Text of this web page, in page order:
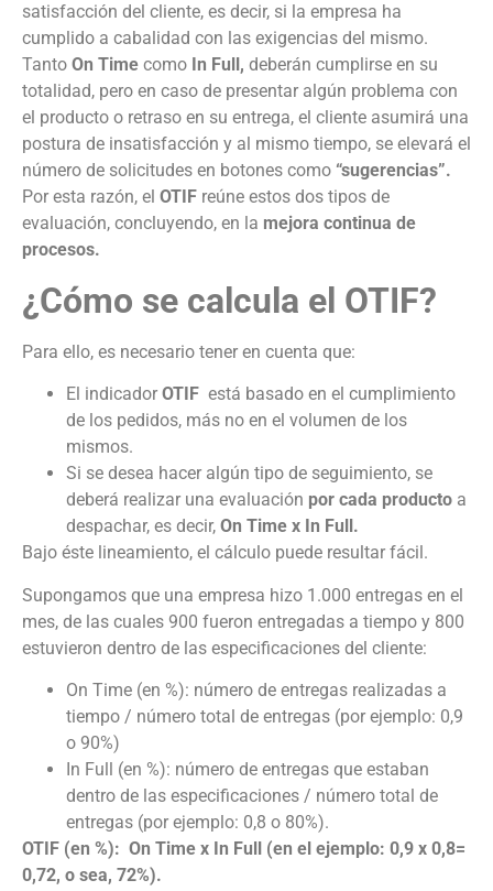
satisfacción del cliente, es decir, si la empresa ha
cumplido a cabalidad con las exigencias del mismo.
Tanto On Time como In Full, deberán cumplirse en su
totalidad, pero en caso de presentar algún problema con
el producto o retraso en su entrega, el cliente asumirá una
postura de insatisfacción y al mismo tiempo, se elevará el
número de solicitudes en botones como “sugerencias”.
Por esta razón, el OTIF reúne estos dos tipos de
evaluación, concluyendo, en la mejora continua de
procesos.
¿Cómo se calcula el OTIF?
Para ello, es necesario tener en cuenta que:
El indicador OTIF está basado en el cumplimiento
de los pedidos, más no en el volumen de los
mismos.
Si se desea hacer algún tipo de seguimiento, se
deberá realizar una evaluación por cada producto a
despachar, es decir, On Time x In Full.
Bajo éste lineamiento, el cálculo puede resultar fácil.
Supongamos que una empresa hizo 1.000 entregas en el
mes, de las cuales 900 fueron entregadas a tiempo y 800
estuvieron dentro de las especificaciones del cliente:
On Time (en %): número de entregas realizadas a
tiempo / número total de entregas (por ejemplo: 0,9
o 90%)
In Full (en %): número de entregas que estaban
dentro de las especificaciones / número total de
entregas (por ejemplo: 0,8 o 80%).
OTIF (en %): On Time x In Full (en el ejemplo: 0,9 x 0,8=
0,72, o sea, 72%).